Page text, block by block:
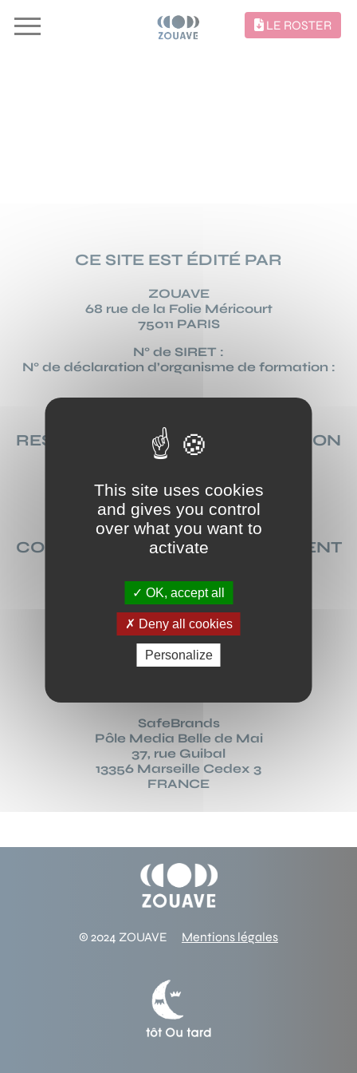
LE ROSTER
CE SITE EST ÉDITÉ PAR
ZOUAVE
68 rue de la Folie Méricourt
75011 PARIS
N° de SIRET :
N° de déclaration d’organisme de formation :
RESPONSABLE DE LA PUBLICATION
CONCEPTION ET DÉVELOPPEMENT
– 4 rue de la Pierre Levée
75011 Paris
SafeBrands
Pôle Media Belle de Mai
37, rue Guibal
13356 Marseille Cedex 3
FRANCE
© 2024 ZOUAVE Mentions légales
This site uses cookies
and gives you control
over what you want to
activate
OK, accept all
Deny all cookies
Personalize